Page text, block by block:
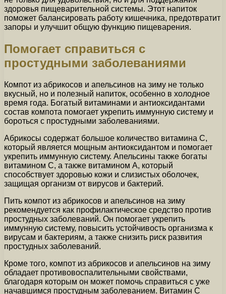
здоровья пищеварительной системы. Этот напиток
поможет балансировать работу кишечника, предотвратит
запоры и улучшит общую функцию пищеварения.
Помогает справиться с
простудными заболеваниями
Компот из абрикосов и апельсинов на зиму не только
вкусный, но и полезный напиток, особенно в холодное
время года. Богатый витаминами и антиоксидантами
состав компота помогает укрепить иммунную систему и
бороться с простудными заболеваниями.
Абрикосы содержат большое количество витамина C,
который является мощным антиоксидантом и помогает
укрепить иммунную систему. Апельсины также богаты
витамином C, а также витамином A, который
способствует здоровью кожи и слизистых оболочек,
защищая организм от вирусов и бактерий.
Пить компот из абрикосов и апельсинов на зиму
рекомендуется как профилактическое средство против
простудных заболеваний. Он помогает укрепить
иммунную систему, повысить устойчивость организма к
вирусам и бактериям, а также снизить риск развития
простудных заболеваний.
Кроме того, компот из абрикосов и апельсинов на зиму
обладает противовоспалительными свойствами,
благодаря которым он может помочь справиться с уже
начавшимся простудным заболеванием. Витамин C